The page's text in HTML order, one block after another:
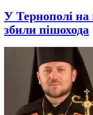
У Тернополі на
збили пішохода